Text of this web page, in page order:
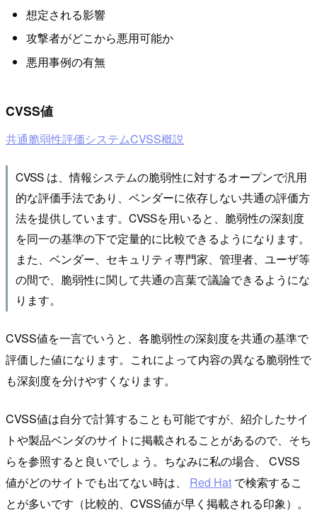
想定される影響
攻撃者がどこから悪用可能か
悪用事例の有無
CVSS値
共通脆弱性評価システムCVSS概説
CVSS は、情報システムの脆弱性に対するオープンで汎用
的な評価手法であり、ベンダーに依存しない共通の評価方
法を提供しています。CVSSを用いると、脆弱性の深刻度
を同一の基準の下で定量的に比較できるようになります。
また、ベンダー、セキュリティ専門家、管理者、ユーザ等
の間で、脆弱性に関して共通の言葉で議論できるようにな
ります。
CVSS値を一言でいうと、各脆弱性の深刻度を共通の基準で
評価した値になります。これによって内容の異なる脆弱性で
も深刻度を分けやすくなります。
CVSS値は自分で計算することも可能ですが、紹介したサイ
トや製品ベンダのサイトに掲載されることがあるので、そち
らを参照すると良いでしょう。ちなみに私の場合、 CVSS
値がどのサイトでも出てない時は、 Red Hat で検索するこ
とが多いです（比較的、CVSS値が早く掲載される印象）。